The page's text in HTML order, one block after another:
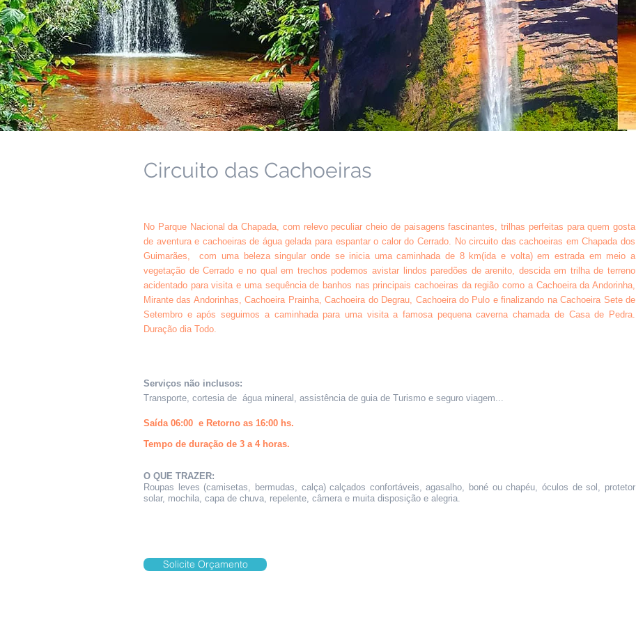
Circuito das Cachoeiras
No Parque Nacional da Chapada, com relevo peculiar cheio de paisagens fascinantes, trilhas perfeitas para quem gosta
de aventura e cachoeiras de água gelada para espantar o calor do Cerrado. No circuito das cachoeiras em Chapada dos
Guimarães, com uma beleza singular onde se inicia uma caminhada de 8 km(ida e volta) em estrada em meio a
vegetação de Cerrado e no qual em trechos podemos avistar lindos paredões de arenito, descida em trilha de terreno
acidentado para visita e uma sequência de banhos nas principais cachoeiras da região como a Cachoeira da Andorinha,
Mirante das Andorinhas, Cachoeira Prainha, Cachoeira do Degrau, Cachoeira do Pulo e finalizando na Cachoeira Sete de
Setembro e após seguimos a caminhada para uma visita a famosa pequena caverna chamada de Casa de Pedra.
Duração dia Todo.
Serviços não inclusos:
Transporte, cortesia de água mineral, assistência de guia de Turismo e seguro viagem...
Saída 06:00 e Retorno as 16:00 hs.
Tempo de duração de 3 a 4 horas.
O QUE TRAZER:
Roupas leves (camisetas, bermudas, calça) calçados confortáveis, agasalho, boné ou chapéu, óculos de sol, protetor
solar, mochila, capa de chuva, repelente, câmera e muita disposição e alegria.
Solicite Orçamento